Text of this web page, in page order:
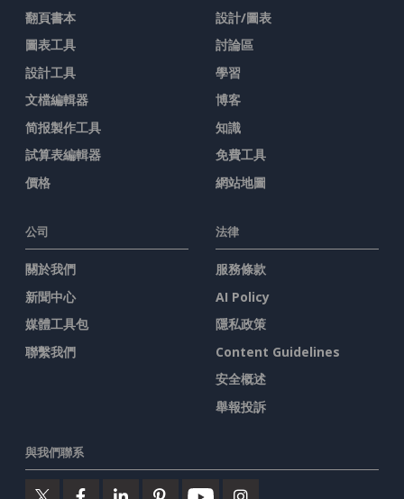
翻頁書本
圖表工具
設計工具
文檔編輯器
简报製作工具
試算表編輯器
價格
設計/圖表
討論區
學習
博客
知識
免費工具
網站地圖
公司
關於我們
新聞中心
媒體工具包
聯繫我們
法律
服務條款
AI Policy
隱私政策
Content Guidelines
安全概述
舉報投訴
與我們聯系